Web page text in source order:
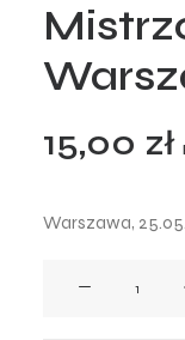
15,00 zł
Warszawa,